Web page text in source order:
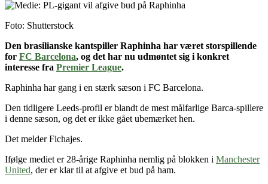
Foto: Shutterstock
Den brasilianske kantspiller Raphinha har været storspillende
for FC Barcelona, og det har nu udmøntet sig i konkret
interesse fra Premier League.
Raphinha har gang i en stærk sæson i FC Barcelona.
Den tidligere Leeds-profil er blandt de mest målfarlige Barca-spillere
i denne sæson, og det er ikke gået ubemærket hen.
Det melder Fichajes.
Ifølge mediet er 28-årige Raphinha nemlig på blokken i Manchester
United, der er klar til at afgive et bud på ham.